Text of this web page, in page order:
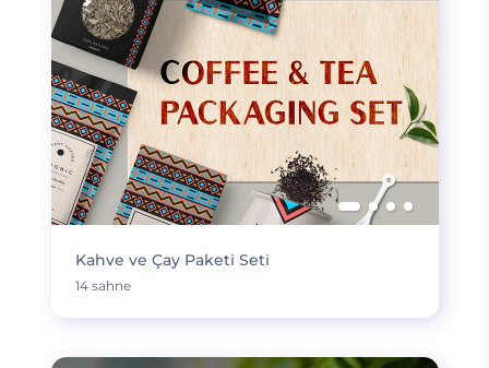
Kahve ve Çay Paketi Seti
14 sahne